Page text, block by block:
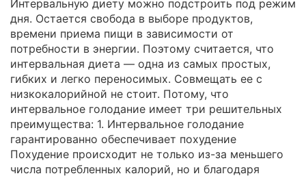
Интервальную диету можно подстроить под режим
дня. Остается свобода в выборе продуктов,
времени приема пищи в зависимости от
потребности в энергии. Поэтому считается, что
интервальная диета — одна из самых простых,
гибких и легко переносимых. Совмещать ее с
низкокалорийной не стоит. Потому, что
интервальное голодание имеет три решительных
преимущества: 1. Интервальное голодание
гарантированно обеспечивает похудение
Похудение происходит не только из-за меньшего
числа потребленных калорий, но и благодаря